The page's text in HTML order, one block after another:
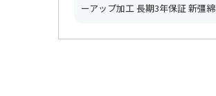
ーアップ加工 長期3年保証 新彊綿